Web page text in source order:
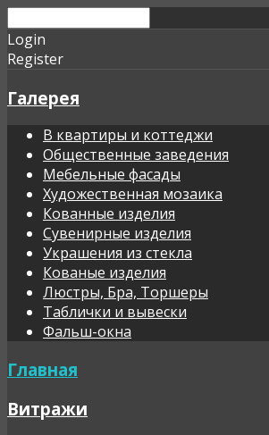
Login
Register
Галерея
В квартиры и коттеджи
Общественные заведения
Мебельные фасады
Художественная мозаика
Кованные изделия
Сувенирные изделия
Украшения из стекла
Кованые изделия
Люстры, Бра, Торшеры
Таблички и вывески
Фальш-окна
Главная
Витражи